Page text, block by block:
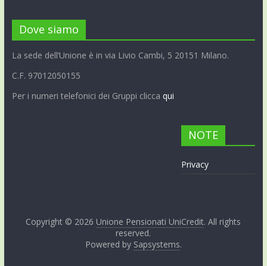
Dove siamo
La sede dell’Unione è in via Livio Cambi, 5 20151 Milano.
C.F. 97012050155
Per i numeri telefonici dei Gruppi clicca qui
NOTE
Privacy
Copyright © 2026 Unione Pensionati UniCredit. All rights
reserved.
Powered by Sapsystems.